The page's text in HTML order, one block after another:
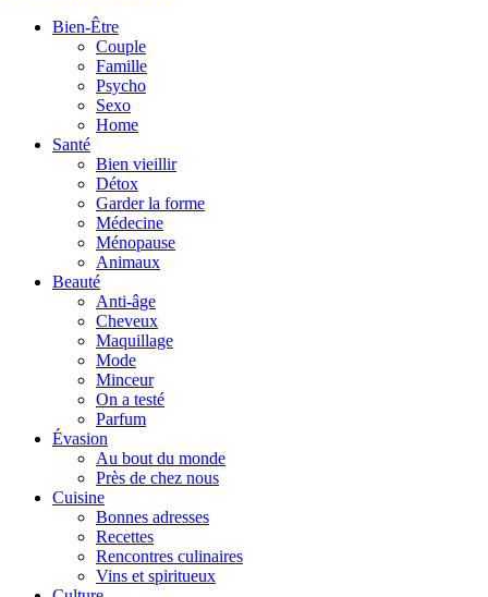
Bien-Être
Couple
Famille
Psycho
Sexo
Home
Santé
Bien vieillir
Détox
Garder la forme
Médecine
Ménopause
Animaux
Beauté
Anti-âge
Cheveux
Maquillage
Mode
Minceur
On a testé
Parfum
Évasion
Au bout du monde
Près de chez nous
Cuisine
Bonnes adresses
Recettes
Rencontres culinaires
Vins et spiritueux